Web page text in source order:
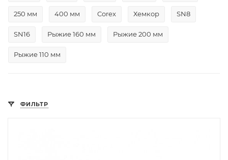
250 мм 400 мм Corex Хемкор SN8
SN16 Рыжие 160 мм Рыжие 200 мм
Рыжие 110 мм
ФИЛЬТР